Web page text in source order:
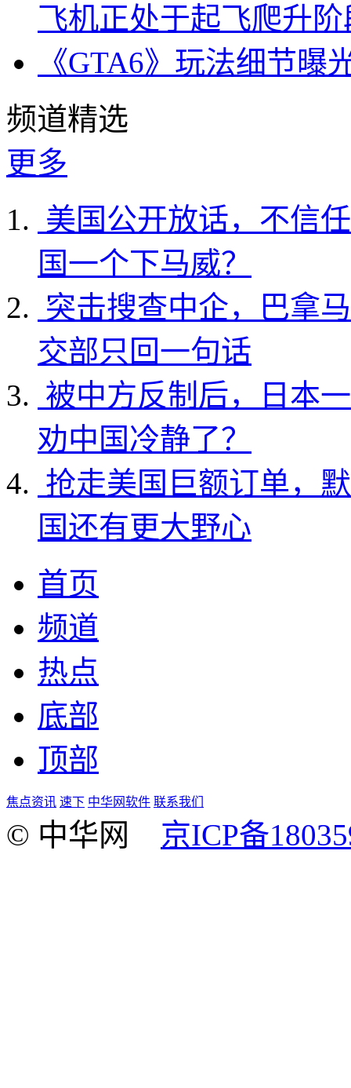
飞机正处于起飞爬升阶
《GTA6》玩法细节
频道精选
更多
美国公开放话，不信
国一个下马威？
突击搜查中企，巴拿
交部只回一句话
被中方反制后，日本
劝中国冷静了？
抢走美国巨额订单，
国还有更大野心
首页
频道
热点
底部
顶部
焦点资讯 速下 中华网软件 联系我们
© 中华网 京ICP备